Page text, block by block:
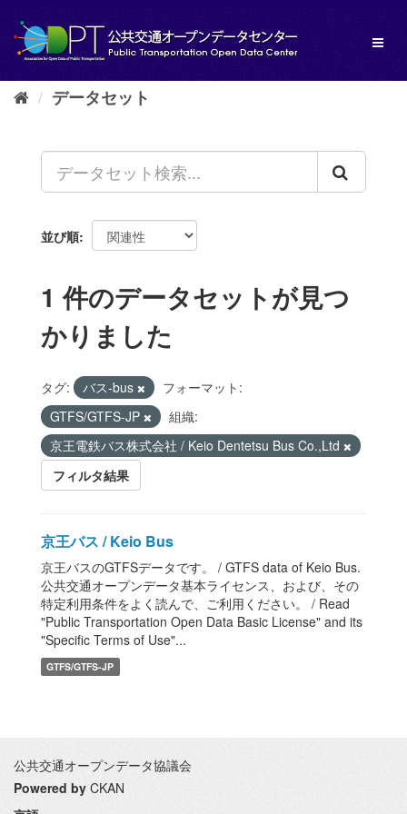
し
データセット
並び順
1 件のデータセットが見つ
かりました
タグ: バス-bus
フォーマット:
GTFS/GTFS-JP
組織:
京王電鉄バス株式会社 / Keio Dentetsu Bus Co.,Ltd
フィルタ結果
京王バス / Keio Bus
京王バスのGTFSデータです。 / GTFS data of Keio Bus.
公共交通オープンデータ基本ライセンス、および、その
特定利用条件をよく読んで、ご利用ください。 / Read
"Public Transportation Open Data Basic License" and its
"Specific Terms of Use"...
GTFS/GTFS-JP
公共交通オープンデータ協議会
Powered by CKAN